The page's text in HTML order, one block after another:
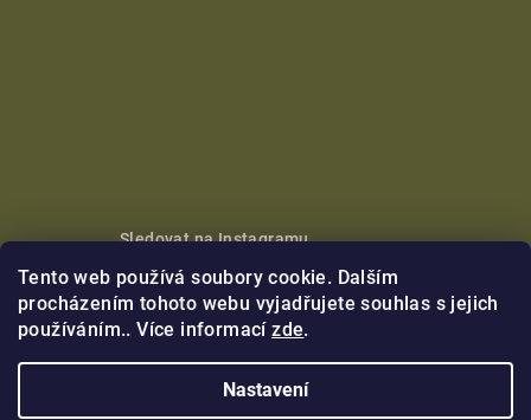
Tento web používá soubory cookie. Dalším
procházením tohoto webu vyjadřujete souhlas s jejich
používáním.. Více informacízde.
Nastavení
Sledovat na Instagramu
Copyright 2026Nikoleta Maria. Všechna práva vyhrazena.